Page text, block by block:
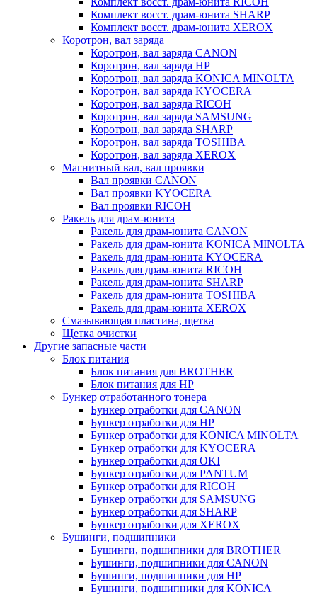
Комплект восст. драм-юнита SHARP
Комплект восст. драм-юнита XEROX
Коротрон, вал заряда
Коротрон, вал заряда CANON
Коротрон, вал заряда HP
Коротрон, вал заряда KONICA MINOLTA
Коротрон, вал заряда KYOCERA
Коротрон, вал заряда RICOH
Коротрон, вал заряда SAMSUNG
Коротрон, вал заряда SHARP
Коротрон, вал заряда TOSHIBA
Коротрон, вал заряда XEROX
Магнитный вал, вал проявки
Вал проявки CANON
Вал проявки KYOCERA
Вал проявки RICOH
Ракель для драм-юнита
Ракель для драм-юнита CANON
Ракель для драм-юнита KONICA MINOLTA
Ракель для драм-юнита KYOCERA
Ракель для драм-юнита RICOH
Ракель для драм-юнита SHARP
Ракель для драм-юнита TOSHIBA
Ракель для драм-юнита XEROX
Смазывающая пластина, щетка
Щетка очистки
Другие запасные части
Блок питания
Блок питания для BROTHER
Блок питания для HP
Бункер отработанного тонера
Бункер отработки для CANON
Бункер отработки для HP
Бункер отработки для KONICA MINOLTA
Бункер отработки для KYOCERA
Бункер отработки для OKI
Бункер отработки для PANTUM
Бункер отработки для RICOH
Бункер отработки для SAMSUNG
Бункер отработки для SHARP
Бункер отработки для XEROX
Бушинги, подшипники
Бушинги, подшипники для BROTHER
Бушинги, подшипники для CANON
Бушинги, подшипники для HP
Бушинги, подшипники для KONICA